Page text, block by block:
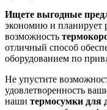
Ищете выгодные
экономию и планирует
возможность
отличный способ
оборудованием по
Не упустите
удовлетворенность
наши термосумки для